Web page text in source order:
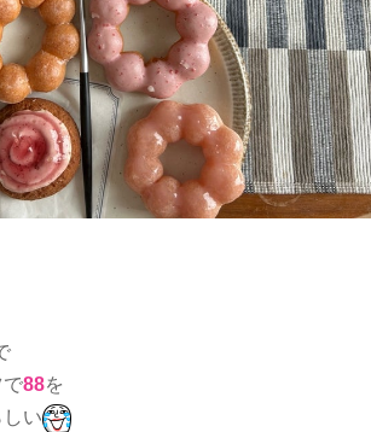
で88を
い